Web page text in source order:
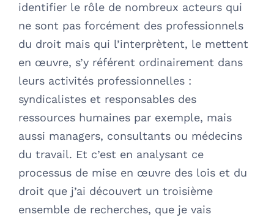
identifier le rôle de nombreux acteurs qui
ne sont pas forcément des professionnels
du droit mais qui l’interprètent, le mettent
en œuvre, s’y référent ordinairement dans
leurs activités professionnelles :
syndicalistes et responsables des
ressources humaines par exemple, mais
aussi managers, consultants ou médecins
du travail. Et c’est en analysant ce
processus de mise en œuvre des lois et du
droit que j’ai découvert un troisième
ensemble de recherches, que je vais